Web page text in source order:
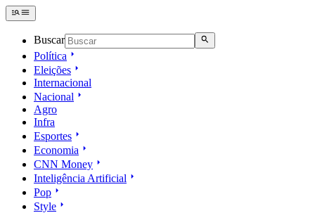
Buscar
Política
Eleições
Internacional
Nacional
Agro
Infra
Esportes
Economia
CNN Money
Inteligência Artificial
Pop
Style